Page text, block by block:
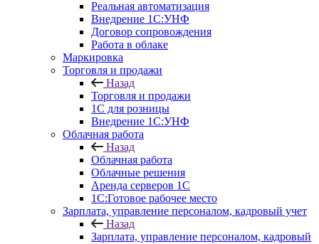
Реальная автоматизация
Внедрение 1С:УНФ
Договор сопровождения
Работа в облаке
Маркировка
Торговля и продажи
Назад
Торговля и продажи
1С для розницы
Внедрение 1С:УНФ
Облачная работа
Назад
Облачная работа
Облачные решения
Аренда серверов 1С
1C:Готовое рабочее место
Зарплата, управление персоналом, кадровый учет
Назад
Зарплата, управление персоналом, кадровый